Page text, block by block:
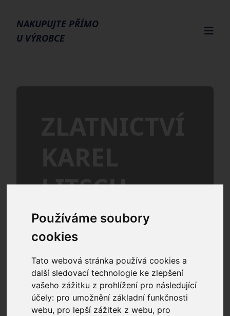
Používáme soubory
cookies
Tato webová stránka používá cookies a
další sledovací technologie ke zlepšení
vašeho zážitku z prohlížení pro následující
účely: pro umožnění základní funkčnosti
webu, pro lepší zážitek z webu, pro
NAKUPUJTE PŘÍMO
U VÝROBCE
LITSCH
Vítáme Vás v našem Českém
rodinném zlatnictví. Již od roku
originální šperky na zakázku i
v sériové výrobě, zásnubní a
snubní prsteny, provádíme
profesionální opravy i úpravy